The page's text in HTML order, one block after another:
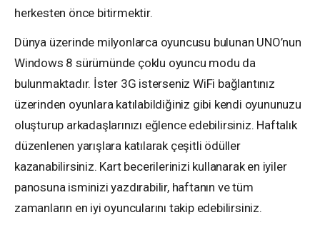
herkesten önce bitirmektir.
Dünya üzerinde milyonlarca oyuncusu bulunan UNO’nun
Windows 8 sürümünde çoklu oyuncu modu da
bulunmaktadır. İster 3G isterseniz WiFi bağlantınız
üzerinden oyunlara katılabildiğiniz gibi kendi oyununuzu
oluşturup arkadaşlarınızı eğlence edebilirsiniz. Haftalık
düzenlenen yarışlara katılarak çeşitli ödüller
kazanabilirsiniz. Kart becerilerinizi kullanarak en iyiler
panosuna isminizi yazdırabilir, haftanın ve tüm
zamanların en iyi oyuncularını takip edebilirsiniz.